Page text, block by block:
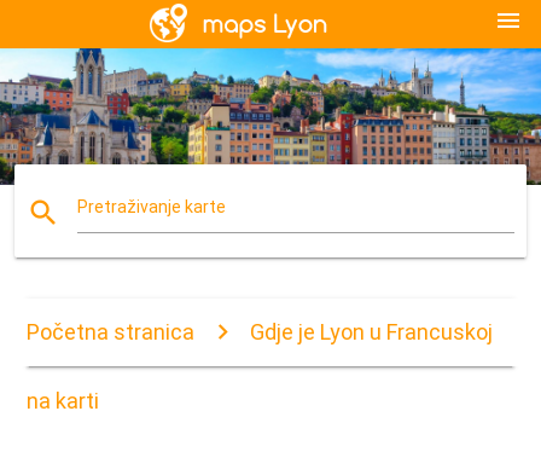
menu
search Pretraživanje karte
Početna stranica Gdje je Lyon u Francuskoj
na karti